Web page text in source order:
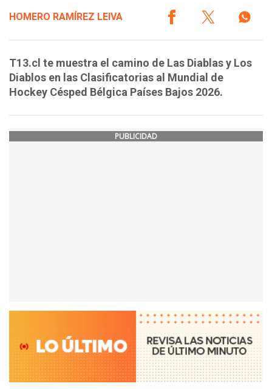
HOMERO RAMÍREZ LEIVA
T13.cl te muestra el camino de Las Diablas y Los
Diablos en las Clasificatorias al Mundial de
Hockey Césped Bélgica Países Bajos 2026.
PUBLICIDAD